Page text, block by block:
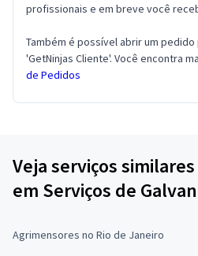
profissionais e em breve você
Também é possível abrir um
'GetNinjas Cliente'. Você encontra
de Pedidos
Veja serviços
em Serviços de
Agrimensores no Rio de Janeiro